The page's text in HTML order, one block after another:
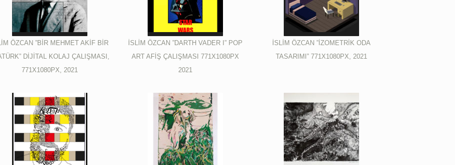
ÖZCAN ”BİR MEHMET AKİF BİR
DİJİTAL KOLAJ ÇALIŞMASI,
771X1080PX, 2021
İSLİM ÖZCAN ”DARTH VADER I” POP
ART AFİŞ ÇALIŞMASI 771X1080PX
2021
İSLİM ÖZCAN ”İZOMETRİK ODA
TASARIMI” 771X1080PX, 2021